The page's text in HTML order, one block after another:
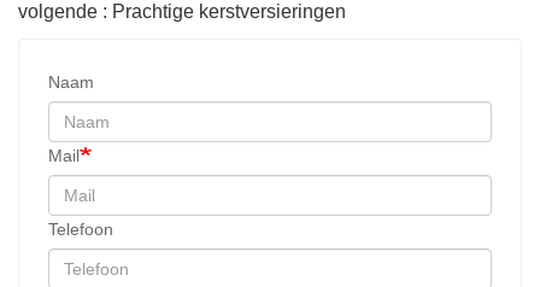
volgende : Prachtige kerstversieringen
Naam
Mail
Telefoon